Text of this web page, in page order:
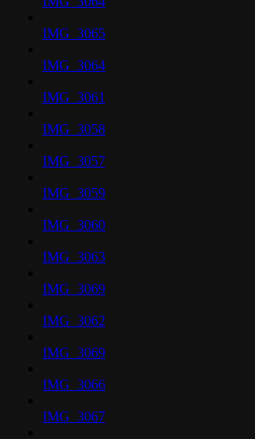
IMG_3065
IMG_3064
IMG_3061
IMG_3058
IMG_3057
IMG_3059
IMG_3060
IMG_3063
IMG_3069
IMG_3062
IMG_3069
IMG_3066
IMG_3067